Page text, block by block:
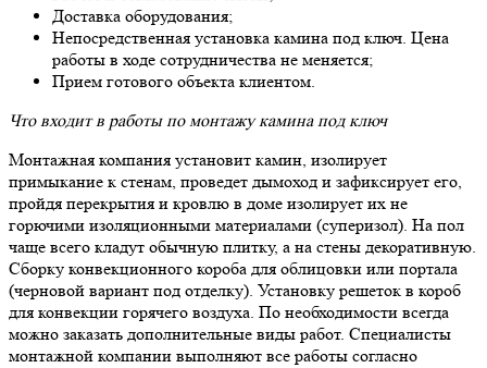
Доставка оборудования;
Непосредственная установка камина под ключ. Цена
работы в ходе сотрудничества не меняется;
Прием готового объекта клиентом.
Что входит в работы по монтажу камина под ключ
Монтажная компания установит камин, изолирует
примыкание к стенам, проведет дымоход и зафиксирует его,
пройдя перекрытия и кровлю в доме изолирует их не
горючими изоляционными материалами (суперизол). На пол
чаще всего кладут обычную плитку, а на стены декоративную.
Сборку конвекционного короба для облицовки или портала
(черновой вариант под отделку). Установку решеток в короб
для конвекции горячего воздуха. По необходимости всегда
можно заказать дополнительные виды работ. Специалисты
монтажной компании выполняют все работы согласно